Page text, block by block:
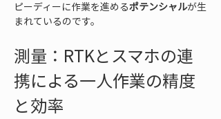
ピーディーに作業を進めるポテンシャルが生
まれているのです。
測量：RTKとスマホの連
携による一人作業の精度
と効率